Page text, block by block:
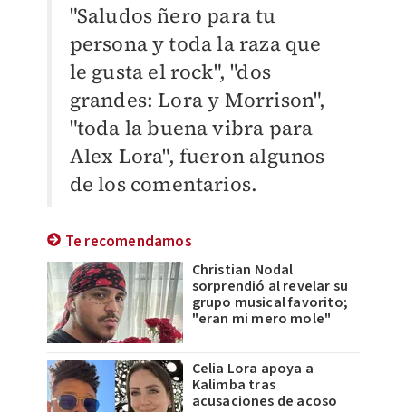
"Saludos ñero para tu
persona y toda la raza que
le gusta el rock", "dos
grandes: Lora y Morrison",
"toda la buena vibra para
Alex Lora", fueron algunos
de los comentarios.
Te recomendamos
Christian Nodal
sorprendió al revelar su
grupo musical favorito;
"eran mi mero mole"
Celia Lora apoya a
Kalimba tras
acusaciones de acoso